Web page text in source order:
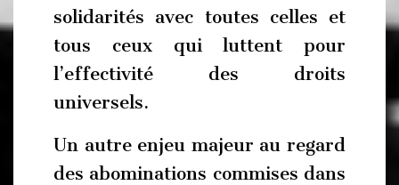
solidarités avec toutes celles et
tous ceux qui luttent pour
l’effectivité des droits
universels.
Un autre enjeu majeur au regard
des abominations commises dans